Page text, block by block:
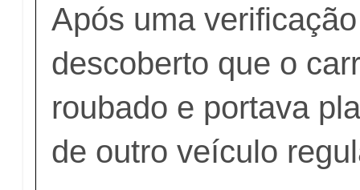
Após uma
descoberto que o
roubado e portava
de outro veículo